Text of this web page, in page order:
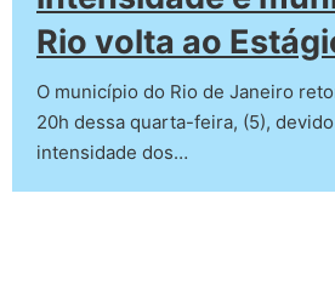
Rio volta ao
20h dessa quarta-feira, (5),
intensidade dos…